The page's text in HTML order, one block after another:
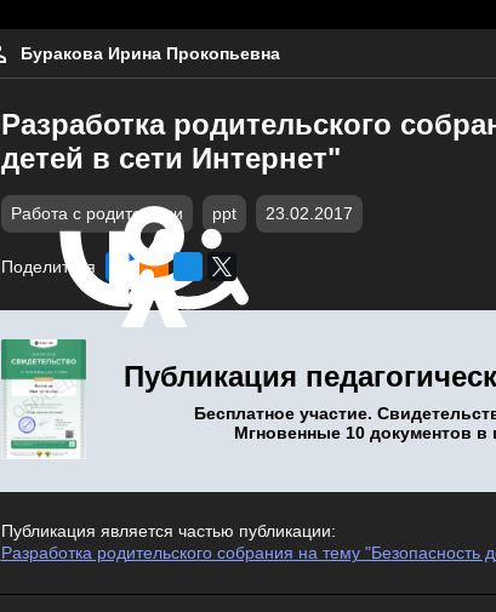
Буракова Ирина Прокопьевна
Разработка родительского
детей в сети Интернет"
Работа с родителями ppt 23.02.2017
Поделиться
Публикация
Бесплатное участие.
Мгновенные 10 документов в
Публикация является частью публикации:
Разработка родительского собрания на тему "Безопасность